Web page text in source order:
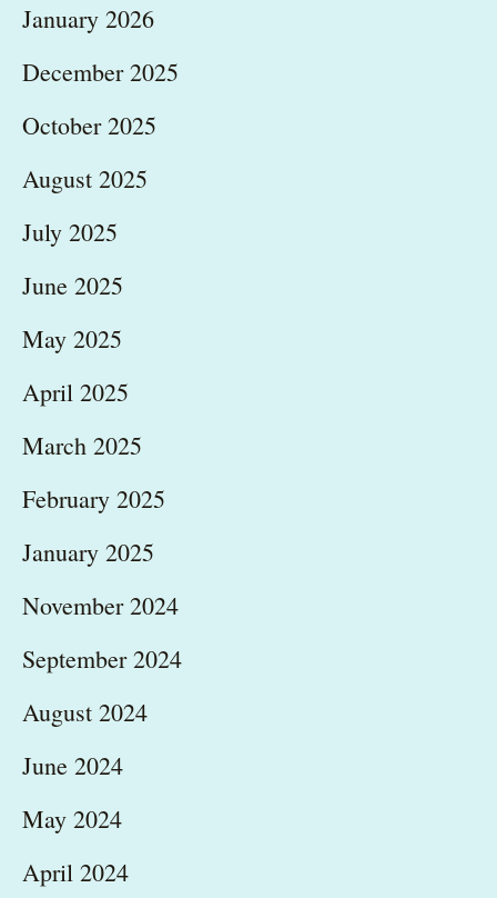
January 2026
December 2025
October 2025
August 2025
July 2025
June 2025
May 2025
April 2025
March 2025
February 2025
January 2025
November 2024
September 2024
August 2024
June 2024
May 2024
April 2024